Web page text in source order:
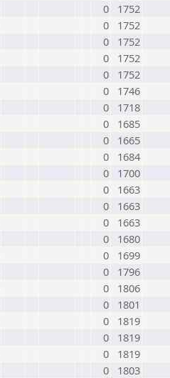
0
1752
0
1752
0
1752
0
1752
0
1752
0
1746
0
1718
0
1685
0
1665
0
1684
0
1700
0
1663
0
1663
0
1663
0
1680
0
1699
0
1796
0
1806
0
1801
0
1819
0
1819
0
1819
0
1803